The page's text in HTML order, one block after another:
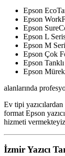
Epson
Epson
Epson
Epson L
Epson M
Epson Çok
Epson
Epson
alanlarında
Ev tipi yazıcılardan
format Epson
hizmeti
İzmir Yazıcı